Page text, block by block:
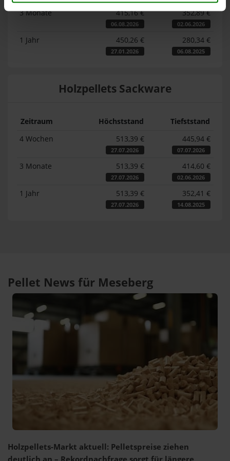
3 Monate 415,16 €
06.08.2026
352,89 €
02.06.2026
1 Jahr 450,26 €
27.01.2026
280,34 €
06.08.2025
Holzpellets Sackware
Zeitraum Höchststand
Tiefststand
4 Wochen
513,39 €
27.07.2026
445,94 €
07.07.2026
3 Monate 513,39 €
27.07.2026
414,60 €
02.06.2026
1 Jahr 513,39 €
27.07.2026
352,41 €
14.08.2025
Pellet News für Meseberg
Holzpellets-Markt aktuell: Pelletspreise ziehen